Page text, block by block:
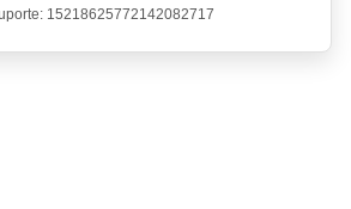
15218625772142082717